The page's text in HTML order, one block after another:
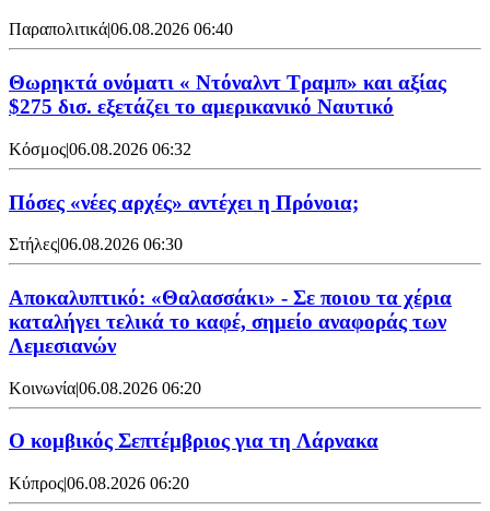
Παραπολιτικά|06.08.2026 06:40
Θωρηκτά ονόματι « Ντόναλντ Τραμπ» και αξίας
$275 δισ. εξετάζει το αμερικανικό Ναυτικό
Κόσμος|06.08.2026 06:32
Πόσες «νέες αρχές» αντέχει η Πρόνοια;
Στήλες|06.08.2026 06:30
Αποκαλυπτικό: «Θαλασσάκι» - Σε ποιου τα χέρια
καταλήγει τελικά το καφέ, σημείο αναφοράς των
Λεμεσιανών
Κοινωνία|06.08.2026 06:20
Ο κομβικός Σεπτέμβριος για τη Λάρνακα
Κύπρος|06.08.2026 06:20